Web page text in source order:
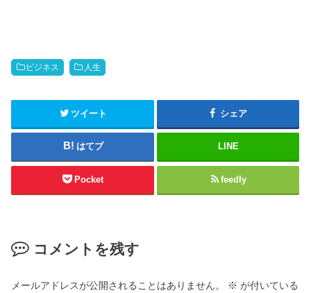
ビジネス 人生
ツイート シェア
はてブ LINE
Pocket feedly
コメントを残す
メールアドレスが公開されることはありません。 ※ が付いている